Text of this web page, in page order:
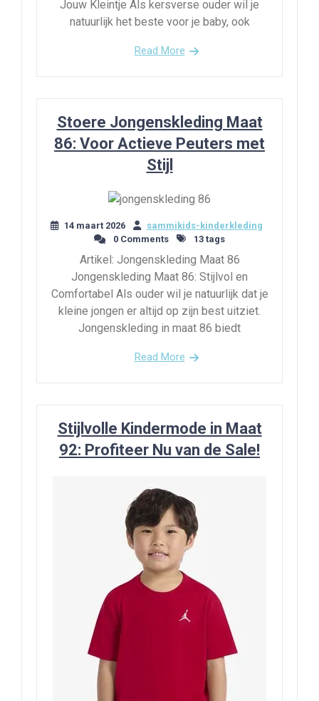
Jouw Kleintje Als kersverse ouder wil je
natuurlijk het beste voor je baby, ook
Read More
Stoere Jongenskleding Maat
86: Voor Actieve Peuters met
Stijl
14 maart 2026
sammikids-kinderkleding
0 Comments
13 tags
Artikel: Jongenskleding Maat 86
Jongenskleding Maat 86: Stijlvol en
Comfortabel Als ouder wil je natuurlijk dat je
kleine jongen er altijd op zijn best uitziet.
Jongenskleding in maat 86 biedt
Read More
Stijlvolle Kindermode in Maat
92: Profiteer Nu van de Sale!